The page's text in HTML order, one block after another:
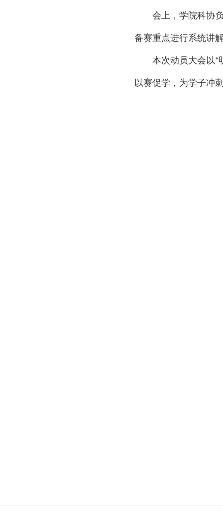
会上，学院科协
备赛重点进行系统讲
本次动员大会以
以赛促学，为学子冲